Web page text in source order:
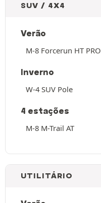
SUV / 4X4
Verão
M-8 Forcerun HT PRO
Inverno
W-4 SUV Pole
4 estações
M-8 M-Trail AT
UTILITÁRIO